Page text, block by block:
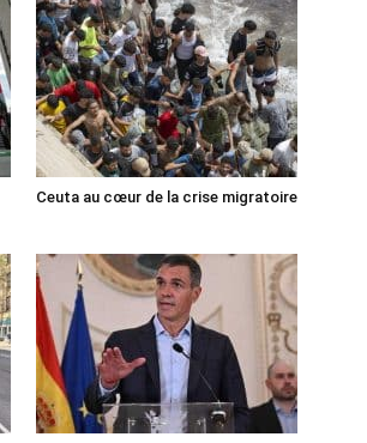
Ceuta au cœur de la crise migratoire